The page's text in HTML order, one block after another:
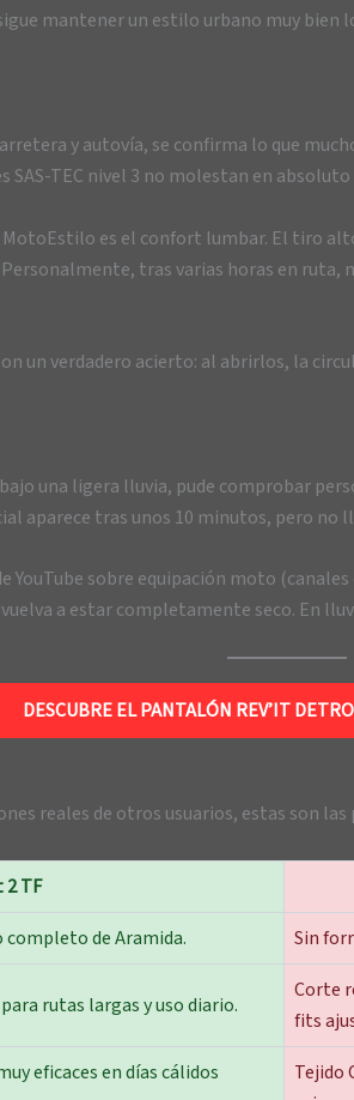
mantener un estilo urbano muy
y autovía, se confirma lo que
TEC nivel 3 no molestan en
es el confort lumbar. El tiro
tras varias horas en ruta,
un verdadero acierto: al abrirlos, la
una ligera lluvia, pude comprobar
aparece tras unos 10 minutos, pero
YouTube sobre equipación moto
a estar completamente seco. En
DESCUBRE EL PANTALÓN REV’IT
reales de otros usuarios, estas son
2 TF
completo de Aramida.
Sin
rutas largas y uso diario.
Corte
fits
eficaces en días cálidos
Tejido